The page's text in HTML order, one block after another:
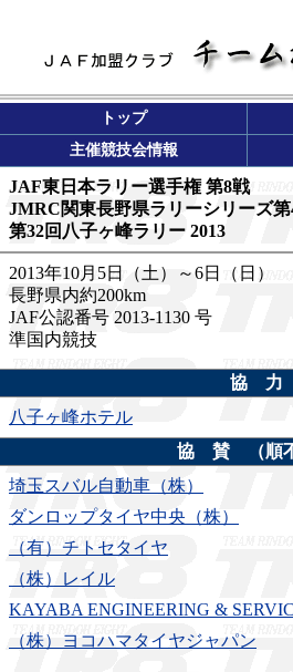
トップ
主催競技会情報
JAF東日本ラリー選手権 第8戦
JMRC関東長野県ラリーシリーズ第
第32回八子ヶ峰ラリー 2013
2013年10月5日（土）～6日（日）
長野県内約200km
JAF公認番号 2013-1130 号
準国内競技
協 力
八子ヶ峰ホテル
協 賛 （順不
埼玉スバル自動車（株）
ダンロップタイヤ中央（株）
（有）チトセタイヤ
（株）レイル
KAYABA ENGINEERING &
（株）ヨコハマタイヤジャパン